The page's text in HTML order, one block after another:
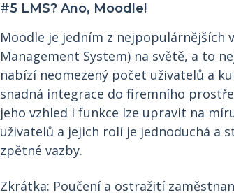
#5 LMS? Ano, Moodle!
Moodle je jedním z nejpopulárnějších
Management System) na světě, a to
nabízí neomezený počet uživatelů a
snadná integrace do firemního
jeho vzhled i funkce lze upravit na
uživatelů a jejich rolí je jednoduchá a
zpětné vazby.
Zkrátka: Poučení a ostražití